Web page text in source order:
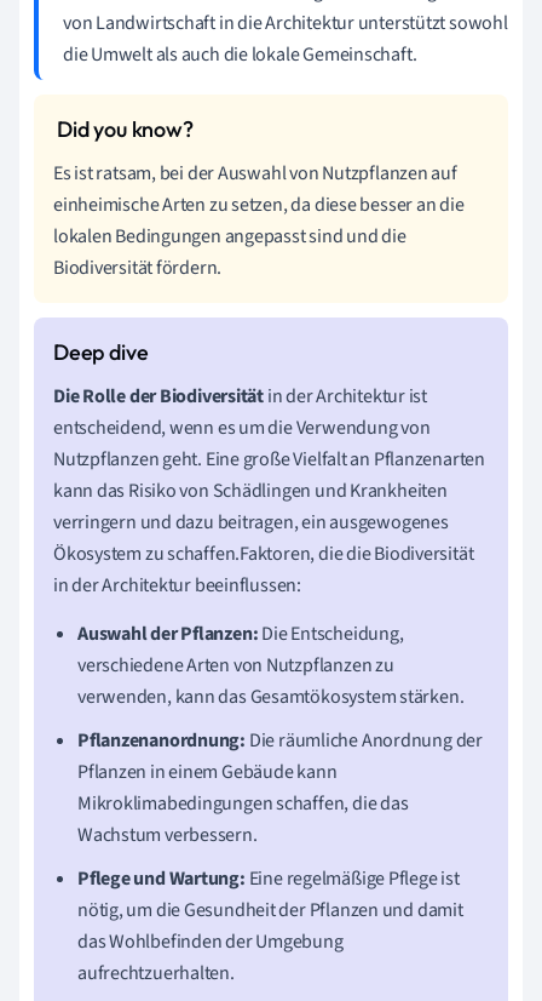
von Landwirtschaft in die Architektur unterstützt sowohl
die Umwelt als auch die lokale Gemeinschaft.
Es ist ratsam, bei der Auswahl von Nutzpflanzen auf
einheimische Arten zu setzen, da diese besser an die
lokalen Bedingungen angepasst sind und die
Biodiversität fördern.
Die Rolle der Biodiversitätin der Architektur ist
entscheidend, wenn es um die Verwendung von
Nutzpflanzen geht. Eine große Vielfalt an Pflanzenarten
kann das Risiko von Schädlingen und Krankheiten
verringern und dazu beitragen, ein ausgewogenes
Ökosystem zu schaffen.Faktoren, die die Biodiversität
in der Architektur beeinflussen:
Auswahl der Pflanzen:Die Entscheidung,
verschiedene Arten von Nutzpflanzen zu
verwenden, kann das Gesamtökosystem stärken.
Pflanzenanordnung: Die räumliche Anordnung der
Pflanzen in einem Gebäude kann
Mikroklimabedingungen schaffen, die das
Wachstum verbessern.
Pflege und Wartung: Eine regelmäßige Pflege ist
nötig, um die Gesundheit der Pflanzen und damit
das Wohlbefinden der Umgebung
aufrechtzuerhalten.